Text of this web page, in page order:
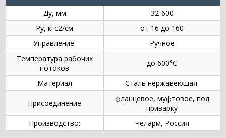
Ду, мм
32-600
Ру, кгс2/см
от 16 до 160
Управление
Ручное
Температура рабочих
потоков
до 600°С
Материал Сталь нержавеющая
Присоединение
фланцевое, муфтовое, под
приварку
Производство:
Челарм, Россия